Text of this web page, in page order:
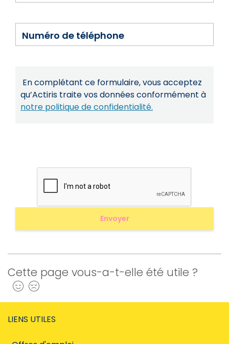
Numéro de téléphone
En complétant ce formulaire, vous acceptez
qu’Actiris traite vos données conformément à
notre politique de confidentialité.
Cette page vous-a-t-elle été utile ?
Oui
LIENS UTILES